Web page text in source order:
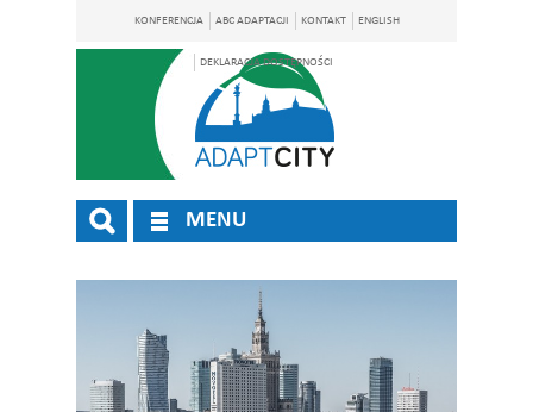
KONFERENCJA ABC ADAPTACJI KONTAKT ENGLISH
DEKLARACJA DOSTĘPNOŚCI
MENU